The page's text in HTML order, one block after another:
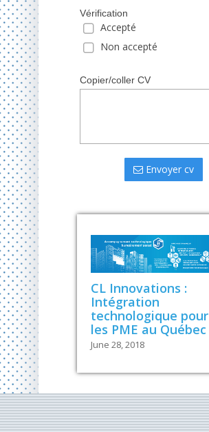
Vérification
Accepté
Non accepté
Copier/coller CV
Envoyer cv
CL Innovations :
Intégration
technologique pour
les PME au Québec
June 28, 2018